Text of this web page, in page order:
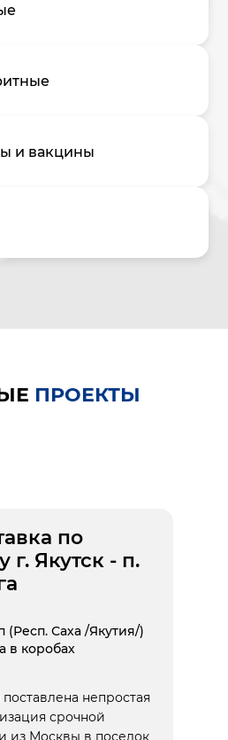
и вакцины
ПРОЕКТЫ
по
г. Якутск - п.
(Респ. Саха /Якутия/)
в коробах
непростая
срочной
из Москвы в поселок